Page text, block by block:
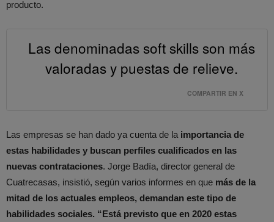
producto.
Las denominadas soft skills son más
valoradas y puestas de relieve.
COMPARTIR EN X
Las empresas se han dado ya cuenta de la importancia de
estas habilidades y buscan perfiles cualificados en las
nuevas contrataciones. Jorge Badía, director general de
Cuatrecasas, insistió, según varios informes en que más de la
mitad de los actuales empleos, demandan este tipo de
habilidades sociales. “Está previsto que en 2020 estas